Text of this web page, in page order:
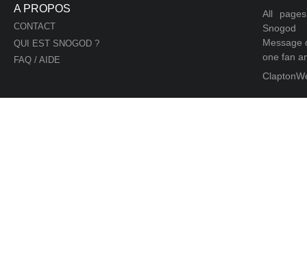
A PROPOS
CONTACT
QUI EST SNOGOD ?
FAQ / AIDE
All
Snogod
Message
one fan